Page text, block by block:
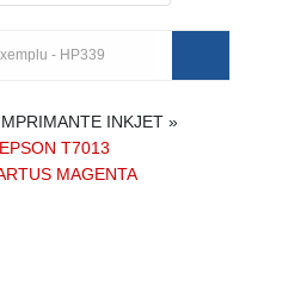
INKJET »
EPSON T7013
MAGENTA